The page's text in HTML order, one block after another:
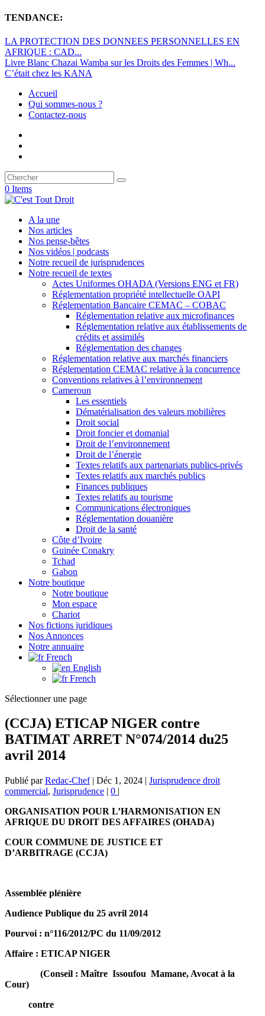
TENDANCE:
LA PROTECTION DES DONNEES PERSONNELLES EN
AFRIQUE : CAD...
Livre Blanc Chazai Wamba sur les Droits des Femmes | Wh...
C’était chez les KANA
Accueil
Qui sommes-nous ?
Contactez-nous
0 Items
A la une
Nos articles
Nos pense-bêtes
Nos vidéos | podcasts
Notre recueil de jurisprudences
Notre recueil de textes
Actes Uniformes OHADA (Versions ENG et FR)
Réglementation propriété intellectuelle OAPI
Réglementation Bancaire CEMAC – COBAC
Réglementation relative aux microfinances
Réglementation relative aux établissements de
crédits et assimilés
Réglementation des changes
Réglementation relative aux marchés financiers
Réglementation CEMAC relative à la concurrence
Conventions relatives à l’environnement
Cameroun
Les essentiels
Dématérialisation des valeurs mobilières
Droit social
Droit foncier et domanial
Droit de l’environnement
Droit de l’énergie
Textes relatifs aux partenariats publics-privés
Textes relatifs aux marchés publics
Finances publiques
Textes relatifs au tourisme
Communications électroniques
Réglementation douanière
Droit de la santé
Côte d’Ivoire
Guinée Conakry
Tchad
Gabon
Notre boutique
Notre boutique
Mon espace
Chariot
Nos fictions juridiques
Nos Annonces
Notre annuaire
French
English
French
Sélectionner une page
(CCJA) ETICAP NIGER contre
BATIMAT ARRET N°074/2014 du25
avril 2014
Publié parRedac-Chef| Déc 1, 2024 | Jurisprudence droit
commercial, Jurisprudence | 0 |
ORGANISATION POUR L’HARMONISATION EN
AFRIQUE DU DROIT DES AFFAIRES (OHADA)
COUR COMMUNE DE JUSTICE ET
D’ARBITRAGE (CCJA)
Assemblée plénière
Audience Publique du 25 avril 2014
Pourvoi : n°116/2012/PC du 11/09/2012
Affaire : ETICAP NIGER
(Conseil : Maître Issoufou Mamane, Avocat à la
Cour)
contre